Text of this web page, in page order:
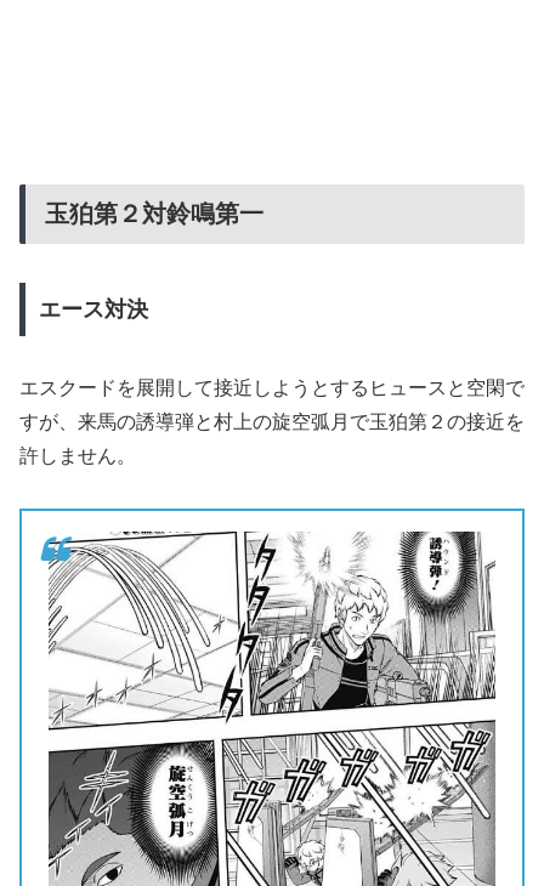
玉狛第２対鈴鳴第一
エース対決
エスクードを展開して接近しようとするヒュースと空閑で
すが、来馬の誘導弾と村上の旋空弧月で玉狛第２の接近を
許しません。